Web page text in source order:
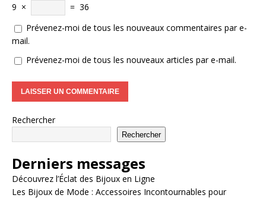
9 × = 36
Prévenez-moi de tous les nouveaux commentaires par e-
mail.
Prévenez-moi de tous les nouveaux articles par e-mail.
Rechercher
Rechercher
Derniers messages
Découvrez l’Éclat des Bijoux en Ligne
Les Bijoux de Mode : Accessoires Incontournables pour